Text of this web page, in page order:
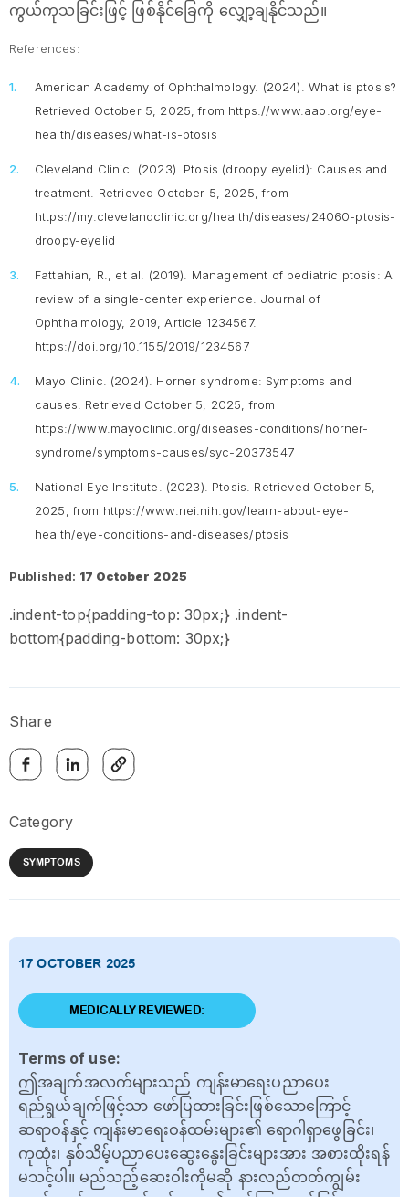
ကွယ်ကုသခြင်းဖြင့် ဖြစ်နိုင်ခြေကို လျှော့ချနိုင်သည်။
References:
American Academy of Ophthalmology. (2024). What is ptosis?
Retrieved October 5, 2025, from https://www.aao.org/eye-
health/diseases/what-is-ptosis
Cleveland Clinic. (2023). Ptosis (droopy eyelid): Causes and
treatment . Retrieved October 5, 2025, from
https://my.clevelandclinic.org/health/diseases/24060-ptosis-
droopy-eyelid
Fattahian, R., et al. (2019). Management of pediatric ptosis: A
review of a single-center experience. Journal of
Ophthalmology, 2019 , Article 1234567.
https://doi.org/10.1155/2019/1234567
Mayo Clinic. (2024). Horner syndrome: Symptoms and
causes.
Retrieved October 5, 2025, from
https://www.mayoclinic.org/diseases-conditions/horner-
syndrome/symptoms-causes/syc-20373547
National Eye Institute. (2023). Ptosis . Retrieved October 5,
2025, from https://www.nei.nih.gov/learn-about-eye-
health/eye-conditions-and-diseases/ptosis
Published: 17 October 2025
.indent-top{padding-top: 30px;} .indent-
bottom{padding-bottom: 30px;}
Share
Category
SYMPTOMS
17 OCTOBER 2025
MEDICALLY REVIEWED:
Terms of use:
ဤအချက်အလက်များသည် ကျန်းမာရေးပညာပေး
ရည်ရွယ်ချက်ဖြင့်သာ ဖော်ပြထားခြင်းဖြစ်သောကြောင့်
ဆရာဝန်နှင့် ကျန်းမာရေးဝန်ထမ်းများ၏ ရောဂါရှာဖွေခြင်း၊
ကုထုံး၊ နှစ်သိမ့်ပညာပေးဆွေးနွေးခြင်းများအား အစားထိုးရန်
မသင့်ပါ။ မည်သည့်ဆေးဝါးကိုမဆို နားလည်တတ်ကျွမ်း